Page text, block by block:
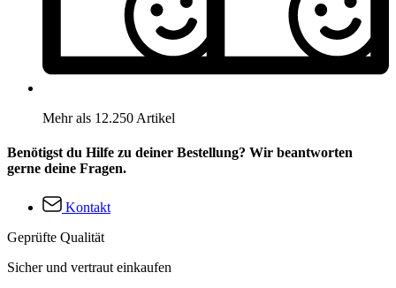
Mehr als 12.250 Artikel
Benötigst du Hilfe zu deiner Bestellung? Wir beantworten
gerne deine Fragen.
Kontakt
Geprüfte Qualität
Sicher und vertraut einkaufen